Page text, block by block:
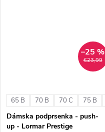
€23,99
–25 %
65 B 70 B 70 C 75 B
Dámska podprsenka - push-
up - Lormar Prestige